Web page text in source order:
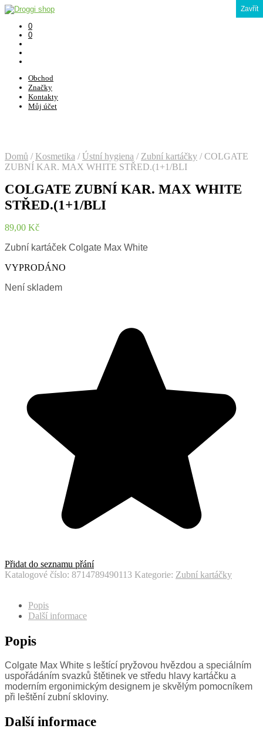
0
0
Obchod
Značky
Kontakty
Můj účet
Domů / Kosmetika / Ústní hygiena / Zubní kartáčky /COLGATE
ZUBNÍ KAR. MAX WHITE STŘED.(1+1/BLI
COLGATE ZUBNÍ KAR. MAX WHITE
STŘED.(1+1/BLI
89,00 Kč
Zubní kartáček Colgate Max White
VYPRODÁNO
Není skladem
Přidat do seznamu přání
Katalogové číslo: 8714789490113 Kategorie: Zubní kartáčky
Popis
Další informace
Popis
Colgate Max White s leštící pryžovou hvězdou a speciálním
uspořádáním svazků štětinek ve středu hlavy kartáčku a
moderním ergonimickým designem je skvělým pomocníkem
při leštění zubní skloviny.
Další informace
Zavřít